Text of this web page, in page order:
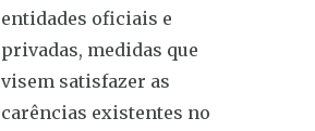
entidades oficiais e
privadas, medidas que
visem satisfazer as
carências existentes no